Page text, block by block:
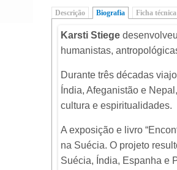
Descrição Biografia (separador ativo)
Ficha técnica
Karsti Stiege
humanistas,
Durante três décadas
Índia, Afeganistão e
cultura e espiritualidades.
A exposição e livro
na Suécia. O projeto
Suécia, Índia, Espanha e